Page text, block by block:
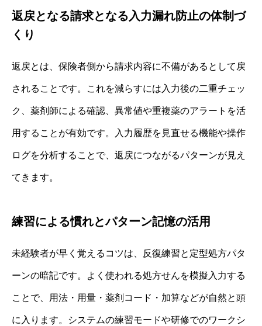
返戻となる請求となる入力漏れ防止の体制づ
くり
返戻とは、保険者側から請求内容に不備があるとして戻
されることです。これを減らすには入力後の二重チェッ
ク、薬剤師による確認、異常値や重複薬のアラートを活
用することが有効です。入力履歴を見直せる機能や操作
ログを分析することで、返戻につながるパターンが見え
てきます。
練習による慣れとパターン記憶の活用
未経験者が早く覚えるコツは、反復練習と定型処方パタ
ーンの暗記です。よく使われる処方せんを模擬入力する
ことで、用法・用量・薬剤コード・加算などが自然と頭
に入ります。システムの練習モードや研修でのワークシ